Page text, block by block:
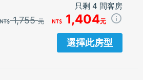
只剩 4 間客房
1,755元 1,404元
選擇此房型